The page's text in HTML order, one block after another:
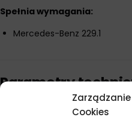
Cookies
Spełnia wymagania:
Mercedes-Benz 229.1
Parametry